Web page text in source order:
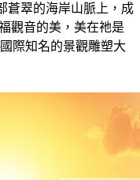
蒼翠的海岸山脈上，成
音的美，美在祂是
際知名的景觀雕塑大